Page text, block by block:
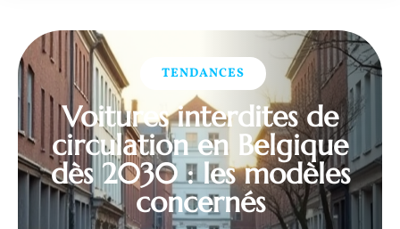
TENDANCES
Voitures interdites de
circulation en Belgique
dès 2030 : les modèles
concernés